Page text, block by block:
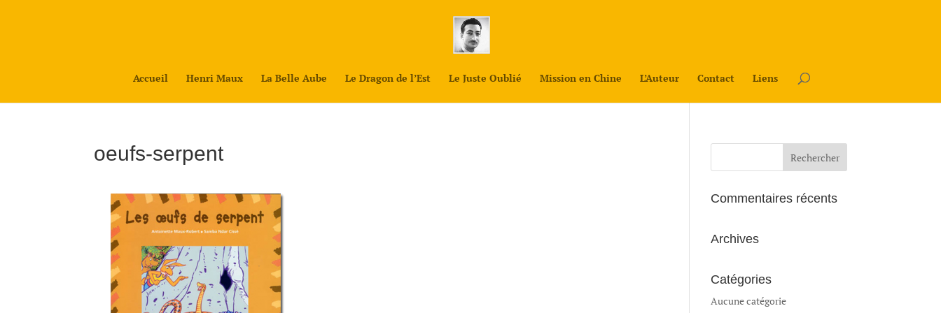
Accueil Henri Maux La Belle Aube Le Dragon de l’Est Le Juste Oublié Mission en Chine L’Auteur Contact Liens
oeufs-serpent
Commentaires récents
Archives
Catégories
Aucune catégorie